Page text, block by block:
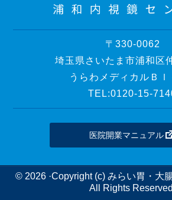
〒330-0062
埼玉県さいたま市浦和区
うらわメディカルＢｌ
TEL:0120-15-
医院開業マニュアル
© 2026 ·Copyright (c) みらい胃・大
All Rights